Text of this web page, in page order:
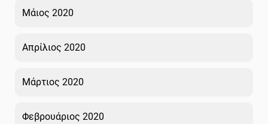
Μάιος 2020
Απρίλιος 2020
Μάρτιος 2020
Φεβρουάριος 2020